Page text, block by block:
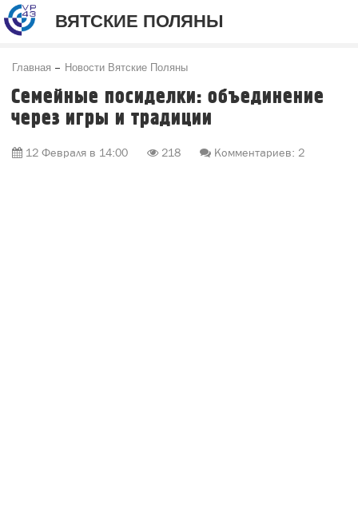
ВЯТСКИЕ ПОЛЯНЫ
Главная Новости Вятские Поляны
Семейные посиделки: объединение
через игры и традиции
12 Февраля в 14:00 218 Комментариев: 2